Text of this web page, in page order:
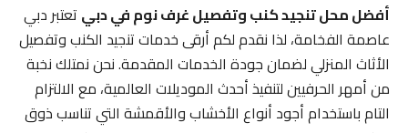
أفضل محل تنجيد كنب وتفصيل غرف نوم في دبيتعتبر دبي
عاصمة الفخامة، لذا نقدم لكم أرقى خدمات تنجيد الكنب وتفصيل
الأثاث المنزلي لضمان جودة الخدمات المقدمة. نحن نمتلك نخبة
من أمهر الحرفيين لتنفيذ أحدث الموديلات العالمية، مع الالتزام
التام باستخدام أجود أنواع الأخشاب والأقمشة التي تناسب ذوق